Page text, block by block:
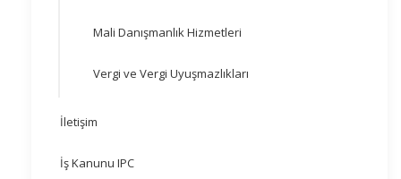
Mali Danışmanlık Hizmetleri
Vergi ve Vergi Uyuşmazlıkları
İletişim
İş Kanunu IPC